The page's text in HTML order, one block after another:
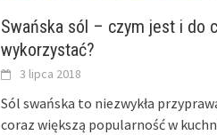
Swańska sól – czym jest i do
wykorzystać?
3 lipca 2018
Sól swańska to niezwykła
coraz większą popularność w